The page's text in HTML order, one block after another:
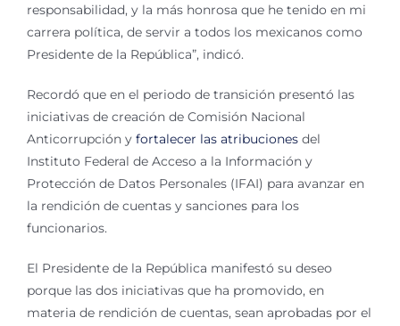
responsabilidad, y la más honrosa que he tenido en mi
carrera política, de servir a todos los mexicanos como
Presidente de la República”, indicó.
Recordó que en el periodo de transición presentó las
iniciativas de creación de Comisión Nacional
Anticorrupción y fortalecer las atribuciones del
Instituto Federal de Acceso a la Información y
Protección de Datos Personales (IFAI) para avanzar en
la rendición de cuentas y sanciones para los
funcionarios.
El Presidente de la República manifestó su deseo
porque las dos iniciativas que ha promovido, en
materia de rendición de cuentas, sean aprobadas por el